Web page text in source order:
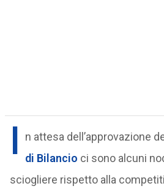
I n attesa dell’approvazione
di Bilancio ci sono alcuni
sciogliere rispetto alla